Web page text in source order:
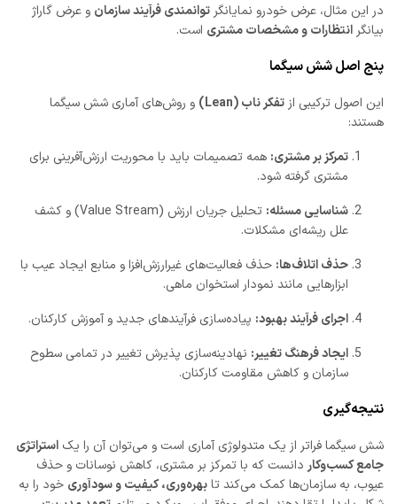
در این مثال، عرض خودرو نمایانگر توانمندی فرآیند سازمان و عرض گاراژ
بیانگر انتظارات و مشخصات مشتری است.
پنج اصل شش سیگما
این اصول ترکیبی از تفکر ناب (Lean)
و روش‌های آماری شش سیگما
هستند:
تمرکز بر مشتری: همه تصمیمات باید با محوریت ارزش‌آفرینی برای
مشتری گرفته شود.
شناسایی مسئله:
تحلیل جریان ارزش (Value Stream) و کشف
علل ریشه‌ای مشکلات.
حذف اتلاف‌ها: حذف فعالیت‌های غیرارزش‌افزا و منابع ایجاد عیب با
ابزارهایی مانند نمودار استخوان ماهی.
اجرای فرآیند بهبود: پیاده‌سازی فرآیندهای جدید و آموزش کارکنان.
ایجاد فرهنگ تغییر: نهادینه‌سازی پذیرش تغییر در تمامی سطوح
سازمان و کاهش مقاومت کارکنان.
نتیجه‌گیری
شش سیگما فراتر از یک متدولوژی آماری است و می‌توان آن را یک استراتژی
جامع کسب‌وکار دانست که با تمرکز بر مشتری، کاهش نوسانات و حذف
عیوب، به سازمان‌ها کمک می‌کند تابهره‌وری، کیفیت و سودآوری خود را به